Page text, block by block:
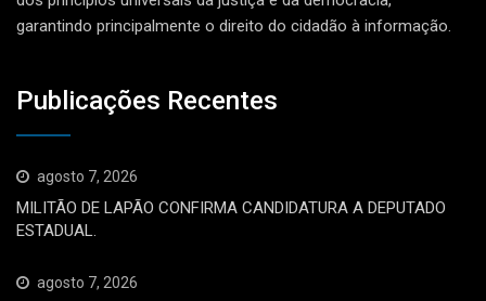
garantindo principalmente o direito do cidadão à informação.
Publicações Recentes
agosto 7, 2026
MILITÃO DE LAPÃO CONFIRMA CANDIDATURA A DEPUTADO
ESTADUAL.
agosto 7, 2026